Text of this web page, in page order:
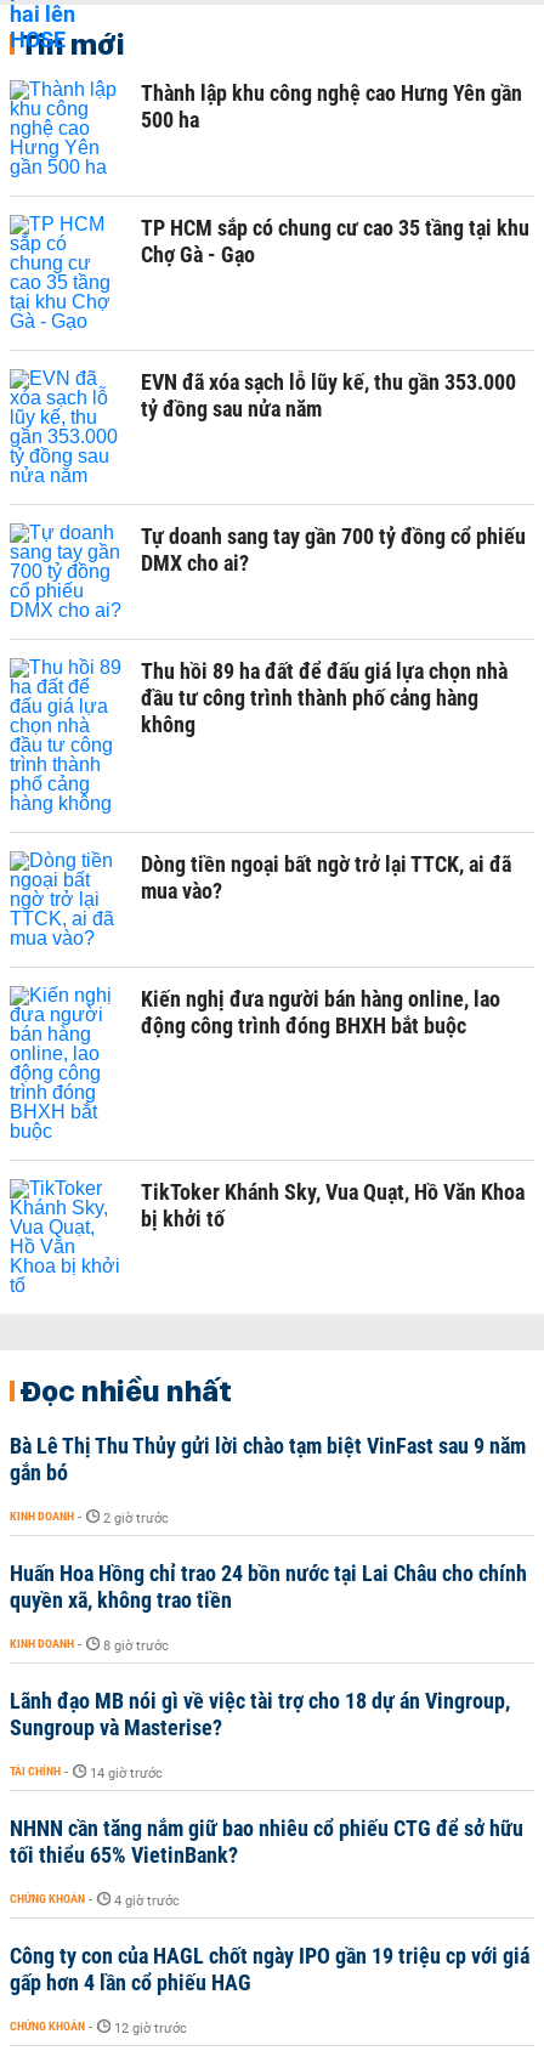
Tin mới
Thành lập khu công nghệ cao Hưng Yên gần
500 ha
TP HCM sắp có chung cư cao 35 tầng tại khu
Chợ Gà - Gạo
EVN đã xóa sạch lỗ lũy kế, thu gần 353.000
tỷ đồng sau nửa năm
Tự doanh sang tay gần 700 tỷ đồng cổ phiếu
DMX cho ai?
Thu hồi 89 ha đất để đấu giá lựa chọn nhà
đầu tư công trình thành phố cảng hàng
không
Dòng tiền ngoại bất ngờ trở lại TTCK, ai đã
mua vào?
Kiến nghị đưa người bán hàng online, lao
động công trình đóng BHXH bắt buộc
TikToker Khánh Sky, Vua Quạt, Hồ Văn Khoa
bị khởi tố
Đọc nhiều nhất
Bà Lê Thị Thu Thủy gửi lời chào tạm biệt VinFast sau 9 năm
gắn bó
KINH DOANH - 2 giờ trước
Huấn Hoa Hồng chỉ trao 24 bồn nước tại Lai Châu cho chính
quyền xã, không trao tiền
KINH DOANH - 8 giờ trước
Lãnh đạo MB nói gì về việc tài trợ cho 18 dự án Vingroup,
Sungroup và Masterise?
TÀI CHÍNH - 14 giờ trước
NHNN cần tăng nắm giữ bao nhiêu cổ phiếu CTG để sở hữu
tối thiểu 65% VietinBank?
CHỨNG KHOÁN - 4 giờ trước
Công ty con của HAGL chốt ngày IPO gần 19 triệu cp với giá
gấp hơn 4 lần cổ phiếu HAG
CHỨNG KHOÁN - 12 giờ trước